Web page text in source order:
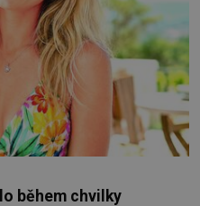
během chvilky